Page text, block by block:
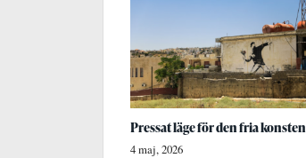
Pressat läge för den fria konsten
4 maj, 2026